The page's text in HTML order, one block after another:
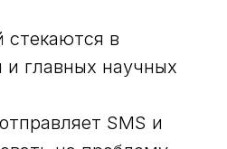
стекаются в
главных научных
SMS и